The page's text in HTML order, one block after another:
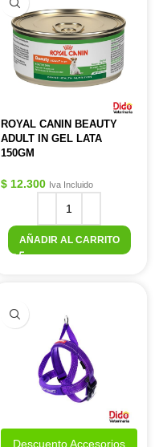
ROYAL CANIN BEAUTY
ADULT IN GEL LATA
150GM
$ 12.300 Iva Incluido
AÑADIR AL CARRITO
Descuento Accesorios